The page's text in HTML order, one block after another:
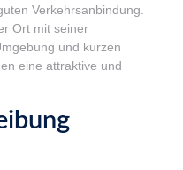
Verkehrsanbindung.
Ort mit seiner
und kurzen
eine attraktive und